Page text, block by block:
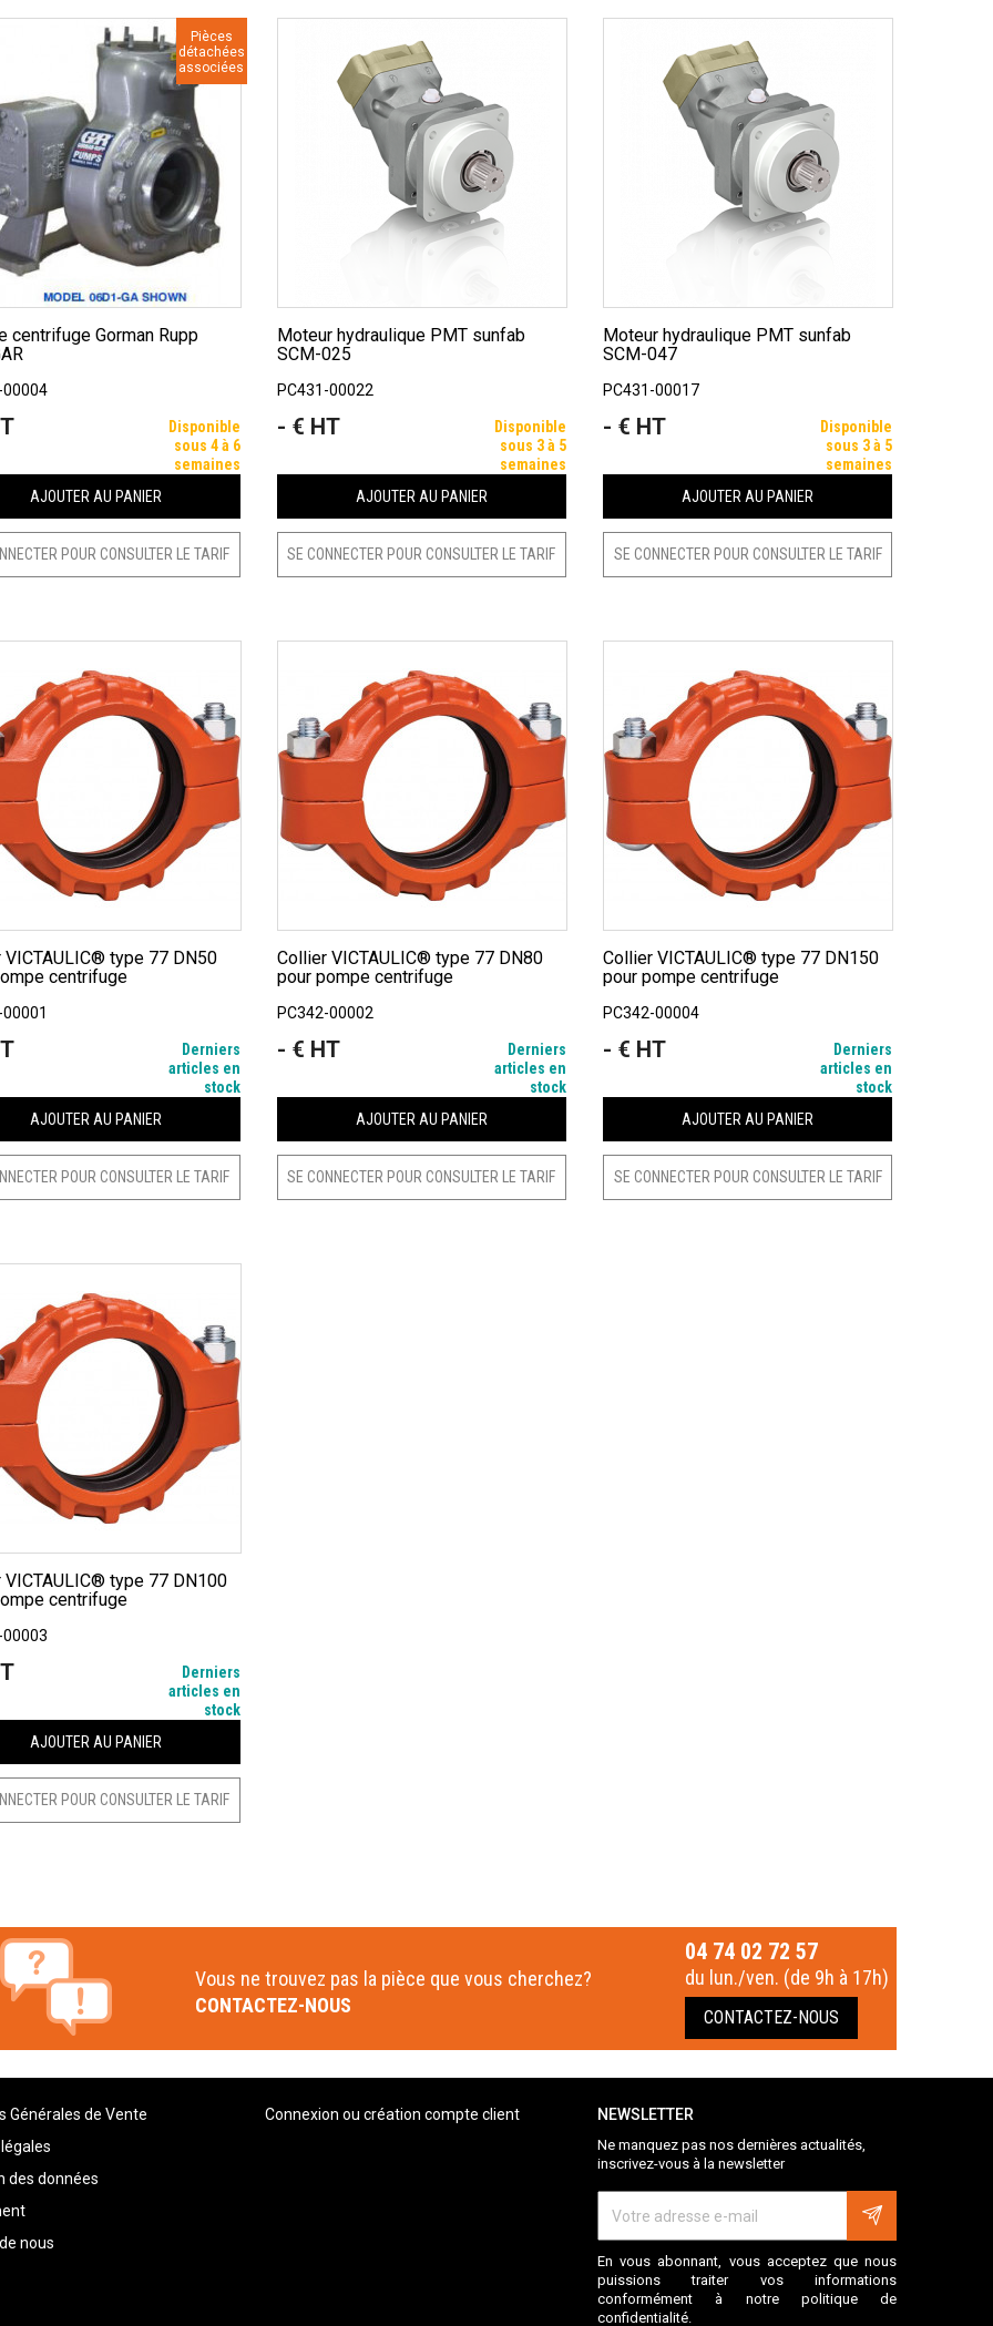
Pièces
détachées
associées
00004
Disponible
sous 4 à 6
semaines
AJOUTER AU PANIER
POUR CONSULTER LE TARIF
Moteur hydraulique PMT sunfab
SCM-025
PC431-00022
Prix
- € HT
Disponible
sous 3 à 5
semaines
AJOUTER AU PANIER
SE CONNECTER POUR CONSULTER LE TARIF
Moteur hydraulique PMT sunfab
SCM-047
PC431-00017
Prix
- € HT
Disponible
sous 3 à 5
semaines
AJOUTER AU PANIER
SE CONNECTER POUR CONSULTER LE TARIF
centrifuge
Derniers
articles en
stock
AJOUTER AU PANIER
POUR CONSULTER LE TARIF
Collier VICTAULIC® type 77 DN80
pour pompe centrifuge
PC342-00002
Prix
- € HT
Derniers
articles en
stock
AJOUTER AU PANIER
SE CONNECTER POUR CONSULTER LE TARIF
Collier VICTAULIC® type 77 DN150
pour pompe centrifuge
PC342-00004
Prix
- € HT
Derniers
articles en
stock
AJOUTER AU PANIER
SE CONNECTER POUR CONSULTER LE TARIF
centrifuge
00003
Derniers
articles en
stock
AJOUTER AU PANIER
POUR CONSULTER LE TARIF
Vous ne trouvez pas la pièce que vous cherchez?
CONTACTEZ-NOUS
04 74 02 72 57
du lun./ven. (de 9h à 17h)
CONTACTEZ-NOUS
Générales de Vente
des données
nous
Connexion ou création compte client NEWSLETTER
Ne manquez pas nos dernières actualités,
inscrivez-vous à la newsletter
En vous abonnant, vous acceptez que nous
puissions traiter vos informations
conformément à notre politique de
confidentialité.